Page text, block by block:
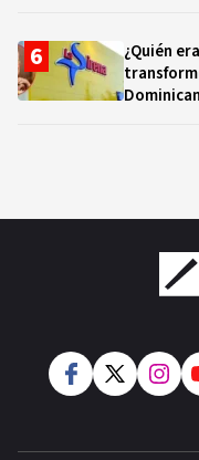
¿Quién